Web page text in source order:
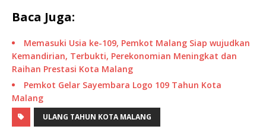
Baca Juga:
Memasuki Usia ke-109, Pemkot Malang Siap wujudkan
Kemandirian, Terbukti, Perekonomian Meningkat dan
Raihan Prestasi Kota Malang
Pemkot Gelar Sayembara Logo 109 Tahun Kota
Malang
ULANG TAHUN KOTA MALANG